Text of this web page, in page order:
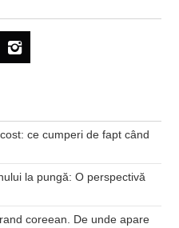
ce cumperi de fapt când
la pungă: O perspectivă
coreean. De unde apare